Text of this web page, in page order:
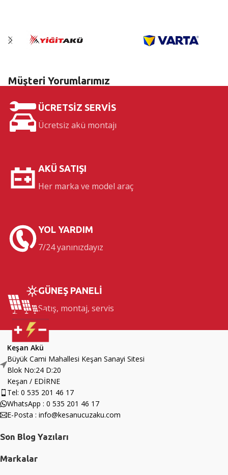
Müşteri Yorumlarımız
ÜCRETSİZ SERVİS
Ücretsiz akü montajı
AKÜ SATIŞI
Her marka ve model araç
YOL YARDIM
7/24 yanınızdayız
GÜNEŞ PANELİ
Satış, montaj, servis
Keşan Akü
Büyük Cami Mahallesi Keşan Sanayi Sitesi
Blok No:24 D:20
Keşan / EDİRNE
Tel: 0 535 201 46 17
WhatsApp : 0 535 201 46 17
E-Posta : info@kesanucuzaku.com
Son Blog Yazıları
Markalar